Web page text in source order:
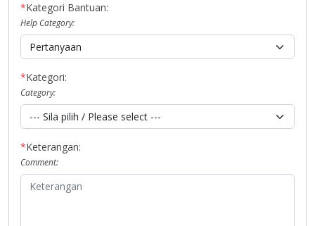
*Kategori Bantuan:
Help Category:
*Kategori:
Category:
*Keterangan:
Comment: